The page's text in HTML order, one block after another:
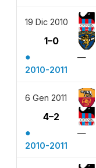
19 Dic 2010
1–0
●
—
2010-2011
6 Gen 2011
4–2
●
—
2010-2011